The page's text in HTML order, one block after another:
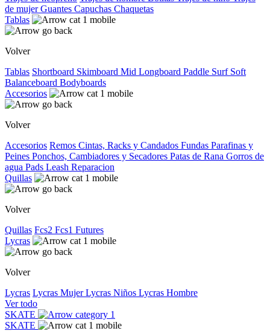
de mujerGuantes Capuchas Chaquetas
Tablas
Volver
Tablas Shortboard Skimboard Mid Longboard Paddle Surf Soft
Balanceboard Bodyboards
Accesorios
Volver
Accesorios Remos Cintas, Racks y Candados Fundas Parafinas y
Peines Ponchos, Cambiadores y Secadores Patas de Rana Gorros de
agua Pads Leash Reparacion
Quillas
Volver
Quillas Fcs2 Fcs1 Futures
Lycras
Volver
Lycras Lycras MujerLycras Niños Lycras Hombre
Ver todo
SKATE
SKATE